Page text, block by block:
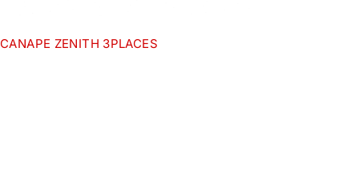
CANAPE ZENITH 3PLACES